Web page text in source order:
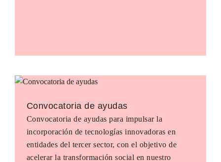
Convocatoria de ayudas
Convocatoria de ayudas para impulsar la
incorporación de tecnologías innovadoras en
entidades del tercer sector, con el objetivo de
acelerar la transformación social en nuestro